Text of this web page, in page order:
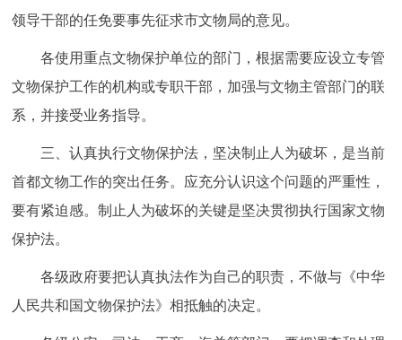
领导干部的任免要事先征求市文物局的意见。
各使用重点文物保护单位的部门，根据需要应设立专管
文物保护工作的机构或专职干部，加强与文物主管部门的联
系，并接受业务指导。
三、认真执行文物保护法，坚决制止人为破坏，是当前
首都文物工作的突出任务。应充分认识这个问题的严重性，
要有紧迫感。制止人为破坏的关键是坚决贯彻执行国家文物
保护法。
各级政府要把认真执法作为自己的职责，不做与《中华
人民共和国文物保护法》相抵触的决定。